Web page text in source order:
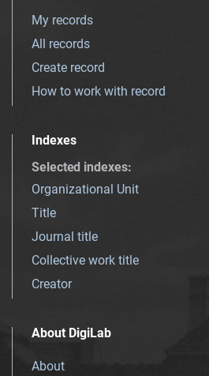
My records
All records
Create record
How to work with record
Indexes
Selected indexes:
Organizational Unit
Title
Journal title
Collective work title
Creator
About DigiLab
About